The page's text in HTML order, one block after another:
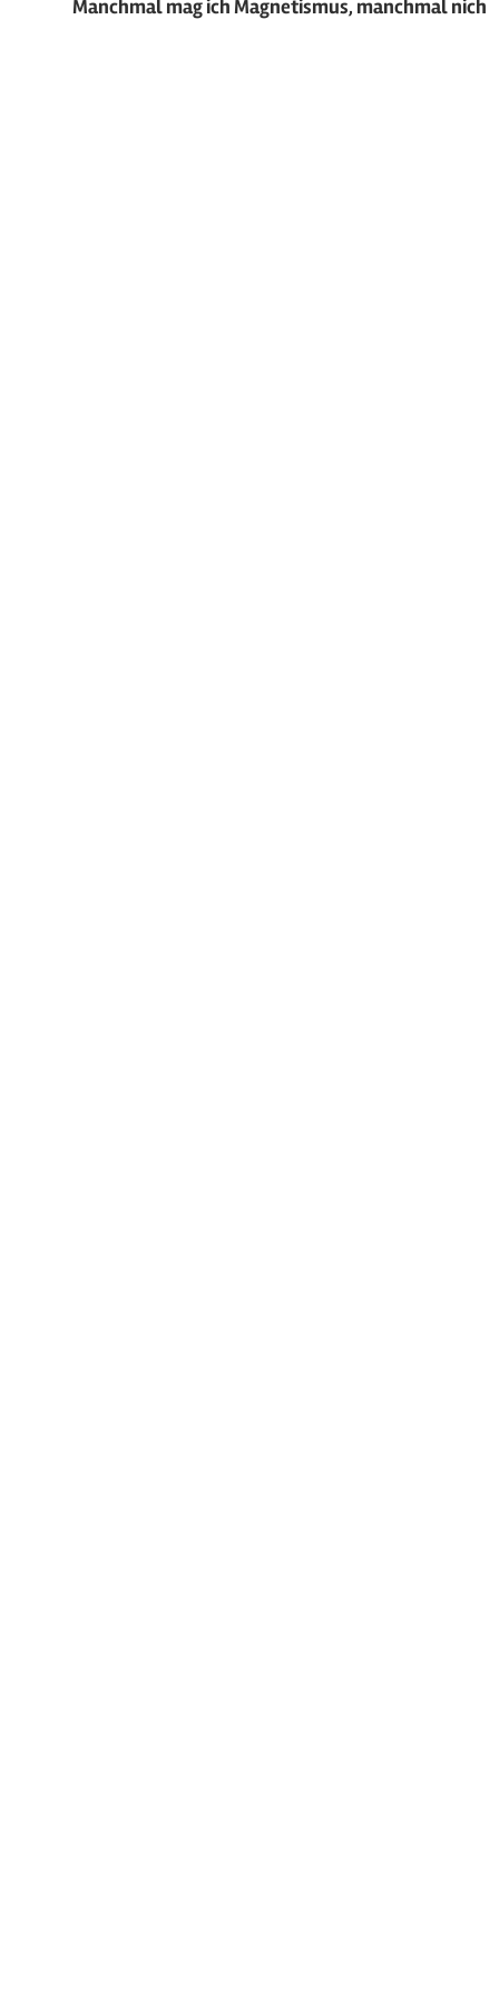
Manchmal mag ich Magnetismus, manchmal nich